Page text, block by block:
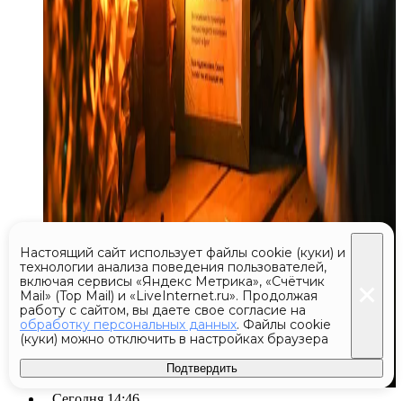
Настоящий сайт использует файлы cookie (куки) и
технологии анализа поведения пользователей,
включая сервисы «Яндекс Метрика», «Счётчик
Mail» (Top Mail) и «LiveInternet.ru». Продолжая
работу с сайтом, вы даете свое согласие на
обработку персональных данных. Файлы cookie
(куки) можно отключить в настройках браузера
Подтвердить